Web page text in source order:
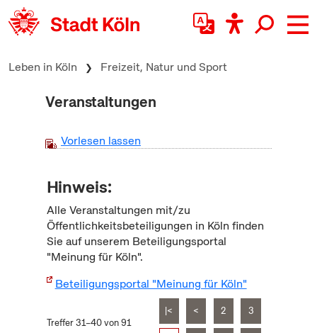
zum Inhalt springen
Leben in Köln Freizeit, Natur und Sport
Veranstaltungen
Vorlesen lassen
Hinweis:
Alle Veranstaltungen mit/zu
Öffentlichkeitsbeteiligungen in Köln finden
Sie auf unserem Beteiligungsportal
"Meinung für Köln".
Beteiligungsportal "Meinung für Köln"
Treffer 31–40 von 91
|< < 2 3